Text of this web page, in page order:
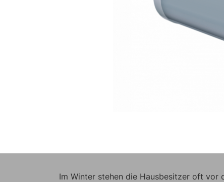
Im Winter stehen die Hausbesitzer oft vor